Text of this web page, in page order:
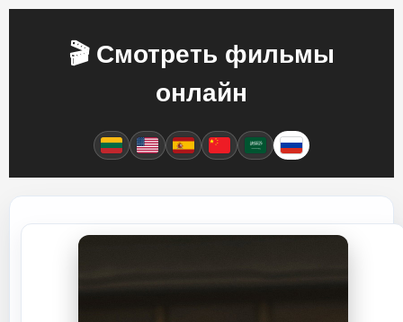
🎬 Смотреть фильмы
онлайн